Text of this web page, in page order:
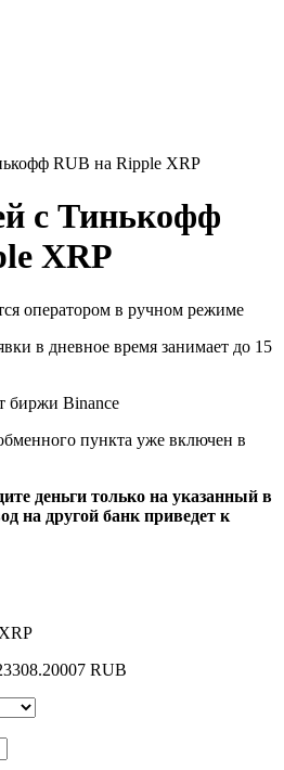
RUB на Ripple XRP
с Тинькофф
XRP
оператором в ручном режиме
в дневное время занимает до 15
биржи Binance
пункта уже включен в
деньги только на указанный в
на другой банк приведет к
RUB